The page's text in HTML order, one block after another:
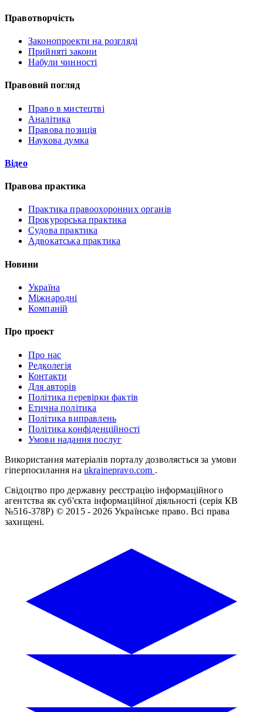
Правотворчість
Законопроекти на розгляді
Прийняті закони
Набули чинності
Правовий погляд
Право в мистецтві
Аналітика
Правова позиція
Наукова думка
Відео
Правова практика
Практика правоохоронних органів
Прокурорська практика
Судова практика
Адвокатська практика
Новини
Україна
Міжнародні
Компаній
Про проект
Про нас
Редколегія
Контакти
Для авторів
Політика перевірки фактів
Етична політика
Політика виправлень
Політика конфіденційності
Умови надання послуг
Використання матеріалів порталу дозволяється за умови
гіперпосилання на ukrainepravo.com .
Свідоцтво про державну реєстрацію інформаційного
агентства як суб'єкта інформаційної діяльності (серія КВ
№516-378Р) © 2015 - 2026 Українське право. Всі права
захищені.